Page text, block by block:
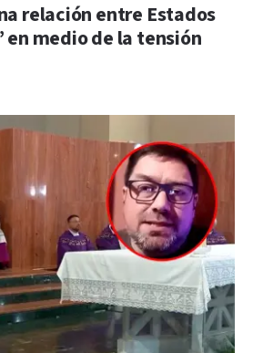
relación entre Estados
medio de la tensión